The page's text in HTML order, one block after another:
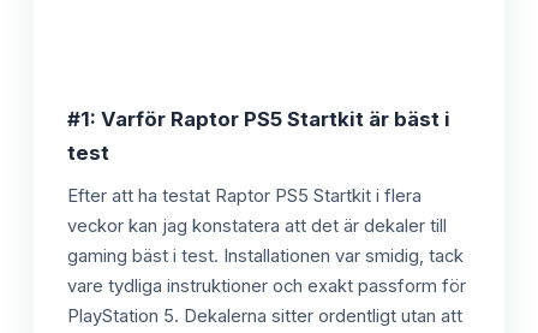
#1: Varför Raptor PS5 Startkit är bäst i
test
Efter att ha testat Raptor PS5 Startkit i flera
veckor kan jag konstatera att det är dekaler till
gaming bäst i test. Installationen var smidig, tack
vare tydliga instruktioner och exakt passform för
PlayStation 5. Dekalerna sitter ordentligt utan att